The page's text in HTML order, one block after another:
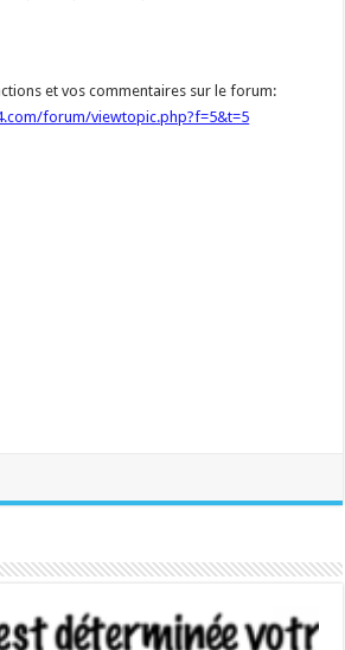
et vos commentaires sur le forum:
forum/viewtopic.php?f=5&t=5